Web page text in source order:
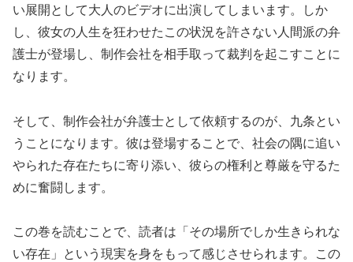
い展開として大人のビデオに出演してしまいます。しか
し、彼女の人生を狂わせたこの状況を許さない人間派の弁
護士が登場し、制作会社を相手取って裁判を起こすことに
なります。
そして、制作会社が弁護士として依頼するのが、九条とい
うことになります。彼は登場することで、社会の隅に追い
やられた存在たちに寄り添い、彼らの権利と尊厳を守るた
めに奮闘します。
この巻を読むことで、読者は「その場所でしか生きられな
い存在」という現実を身をもって感じさせられます。この